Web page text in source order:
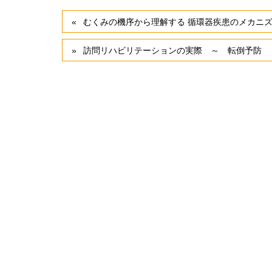
むくみの機序から理解する 循環器疾患のメカニ
訪問リハビリテーションの実際 ～ 転倒予防